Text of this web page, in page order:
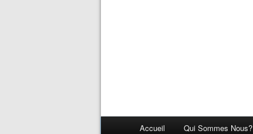
Accueil Qui Sommes Nous?